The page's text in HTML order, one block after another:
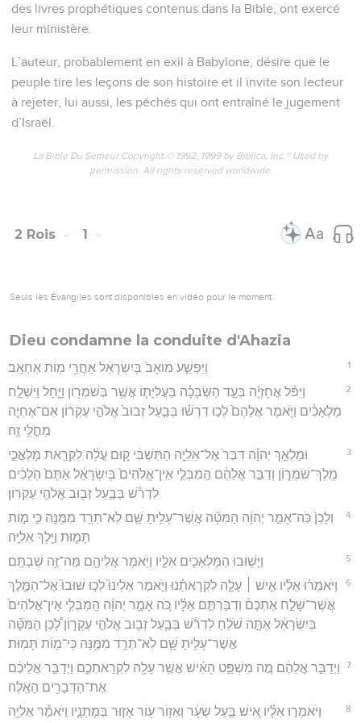
des livres prophétiques contenus dans la Bible, ont exercé
leur ministère.
L’auteur, probablement en exil à Babylone, désire que le
peuple tire les leçons de son histoire et il invite son lecteur
à rejeter, lui aussi, les péchés qui ont entraîné le jugement
d’Israël.
La Bible Du Semeur Copyright © 1992, 1999 by Biblica, Inc.® Used by
permission. All rights reserved worldwide.
2 Rois 1
Seuls les Évangiles sont disponibles en vidéo pour le moment.
Dieu condamne la conduite d'Ahazia
1 וַיִּפְשַׁ֤ע מוֹאָב֙ בְּיִשְׂרָאֵ֔ל אַחֲרֵ֖י מ֥וֹת אַחְאָֽב׃
2
וַיִּפֹּ֨ל אֲחַזְיָ֜ה בְּעַ֣ד הַשְּׂבָכָ֗ה בַּעֲלִיָּת֛וֹ אֲשֶׁ֥ר בְּשֹׁמְר֖וֹן וַיָּ֑חַל וַיִּשְׁלַ֣ח
מַלְאָכִ֔ים וַיֹּ֤אמֶר אֲלֵהֶם֙ לְכ֣וּ דִרְשׁ֗וּ בְּבַ֤עַל זְבוּב֙ אֱלֹהֵ֣י עֶקְר֔וֹן אִם־אֶחְיֶ֖ה
מֵחֳלִ֥י זֶֽה׃
3
וּמַלְאַ֣ךְ יְהוָ֗ה דִּבֶּר֙ אֶל־אֵלִיָּ֣ה הַתִּשְׁבִּ֔י ק֣וּם עֲלֵ֔ה לִקְרַ֖את מַלְאֲכֵ֣י
מֶֽלֶךְ־שֹׁמְר֑וֹן וְדַבֵּ֣ר אֲלֵהֶ֔ם הַֽמִבְּלִ֤י אֵין־אֱלֹהִים֙ בְּיִשְׂרָאֵ֔ל אַתֶּם֙ הֹֽלְכִ֔ים
לִדְרֹ֕שׁ בְּבַ֥עַל זְב֖וּב אֱלֹהֵ֥י עֶקְרֽוֹן׃
4
וְלָכֵן֙ כֹּֽה־אָמַ֣ר יְהוָ֔ה הַמִּטָּ֞ה אֲשֶׁר־עָלִ֥יתָ שָּׁ֛ם לֹֽא־תֵרֵ֥ד מִמֶּ֖נָּה כִּ֣י מ֣וֹת
תָּמ֑וּת וַיֵּ֖לֶךְ אֵלִיָּֽה׃
5 וַיָּשׁ֥וּבוּ הַמַּלְאָכִ֖ים אֵלָ֑יו וַיֹּ֥אמֶר אֲלֵיהֶ֖ם מַה־זֶּ֥ה שַׁבְתֶּֽם׃
6
וַיֹּאמְר֨וּ אֵלָ֜יו אִ֣ישׁ ׀ עָלָ֣ה לִקְרָאתֵ֗נוּ וַיֹּ֣אמֶר אֵלֵינוּ֮ לְכ֣וּ שׁוּבוּ֮ אֶל־הַמֶּ֣לֶךְ
אֲשֶׁר־שָׁלַ֣ח אֶתְכֶם֒ וְדִבַּרְתֶּ֣ם אֵלָ֗יו כֹּ֚ה אָמַ֣ר יְהוָ֔ה הַֽמִבְּלִ֤י אֵין־אֱלֹהִים֙
בְּיִשְׂרָאֵ֔ל אַתָּ֣ה שֹׁלֵ֔חַ לִדְרֹ֕שׁ בְּבַ֥עַל זְב֖וּב אֱלֹהֵ֣י עֶקְר֑וֹן לָ֠כֵן הַמִּטָּ֞ה
אֲשֶׁר־עָלִ֥יתָ שָּׁ֛ם לֹֽא־תֵרֵ֥ד מִמֶּ֖נָּה כִּֽי־מ֥וֹת תָּמֽוּת׃
7
וַיְדַבֵּ֣ר אֲלֵהֶ֔ם מֶ֚ה מִשְׁפַּ֣ט הָאִ֔ישׁ אֲשֶׁ֥ר עָלָ֖ה לִקְרַאתְכֶ֑ם וַיְדַבֵּ֣ר אֲלֵיכֶ֔ם
אֶת־הַדְּבָרִ֖ים הָאֵֽלֶּה׃
8
וַיֹּאמְר֣וּ אֵלָ֗יו אִ֚ישׁ בַּ֣עַל שֵׂעָ֔ר וְאֵז֥וֹר ע֖וֹר אָז֣וּר בְּמָתְנָ֑יו וַיֹּאמַ֕ר אֵלִיָּ֥ה